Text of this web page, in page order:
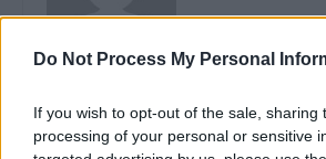
Do Not Process My Personal
If you wish to opt-out of the sale, sharing
processing of your personal or sensitive
RELATED ARTICLES